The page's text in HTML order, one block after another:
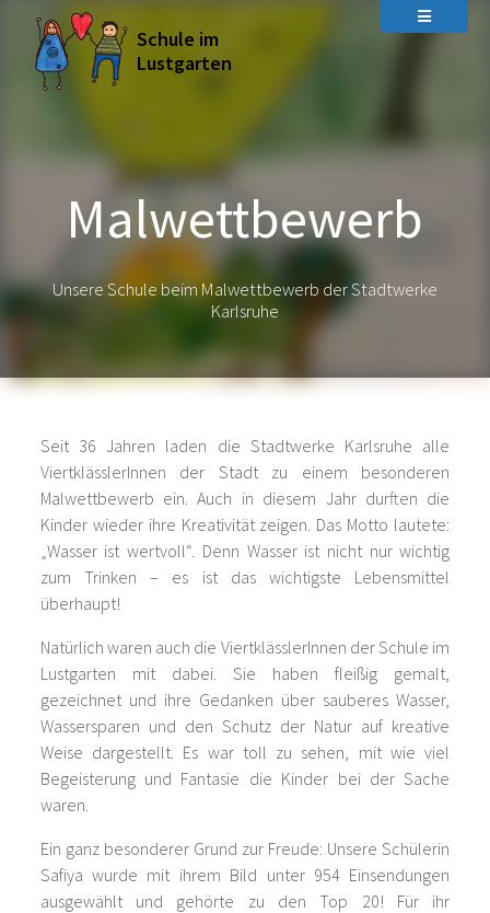
Schule im
Lustgarten
Malwettbewerb
Unsere Schule beim Malwettbewerb der Stadtwerke
Karlsruhe
Seit 36 Jahren laden die Stadtwerke Karlsruhe alle
ViertklässlerInnen der Stadt zu einem besonderen
Malwettbewerb ein. Auch in diesem Jahr durften die
Kinder wieder ihre Kreativität zeigen. Das Motto lautete:
„Wasser ist wertvoll“. Denn Wasser ist nicht nur wichtig
zum Trinken – es ist das wichtigste Lebensmittel
überhaupt!
Natürlich waren auch die ViertklässlerInnen der Schule im
Lustgarten mit dabei. Sie haben fleißig gemalt,
gezeichnet und ihre Gedanken über sauberes Wasser,
Wassersparen und den Schutz der Natur auf kreative
Weise dargestellt. Es war toll zu sehen, mit wie viel
Begeisterung und Fantasie die Kinder bei der Sache
waren.
Ein ganz besonderer Grund zur Freude: Unsere Schülerin
Safiya wurde mit ihrem Bild unter 954 Einsendungen
ausgewählt und gehörte zu den Top 20! Für ihr